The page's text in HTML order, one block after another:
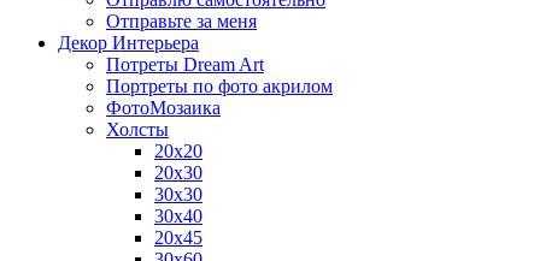
Отправьте за меня
Декор Интерьера
Потреты Dream Art
Портреты по фото акрилом
ФотоМозаика
Холсты
20х20
20х30
30х30
30х40
20х45